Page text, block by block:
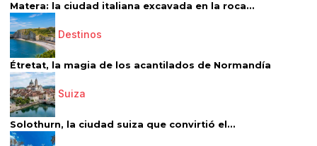
Matera: la ciudad italiana excavada en la roca...
Destinos
Étretat, la magia de los acantilados de Normandía
Suiza
Solothurn, la ciudad suiza que convirtió el...